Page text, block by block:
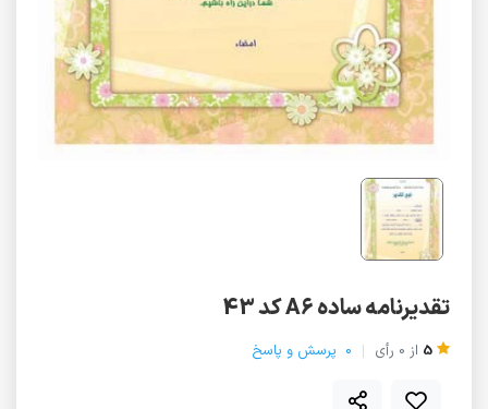
تقدیرنامه ساده A6 کد 43
5 از 0 رأی 0 پرسش و پاسخ